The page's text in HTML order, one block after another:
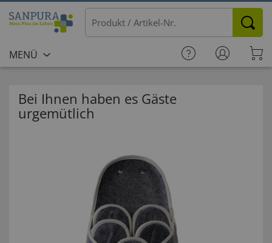
MENÜ
Bei Ihnen haben es Gäste
urgemütlich